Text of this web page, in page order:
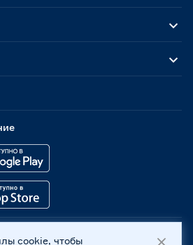
-2026, 236029, г. Калининград,
cookie, чтобы